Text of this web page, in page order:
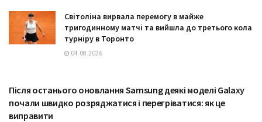
Світоліна вирвала перемогу в майже
тригодинному матчі та вийшла до третього кола
турніру в Торонто
04.08.2026
ТЕХНОЛОГІЇ
Після останього оновлання Samsung деякі моделі Galaxy
почали швидко розряджатися і перегріватися: як це
виправити